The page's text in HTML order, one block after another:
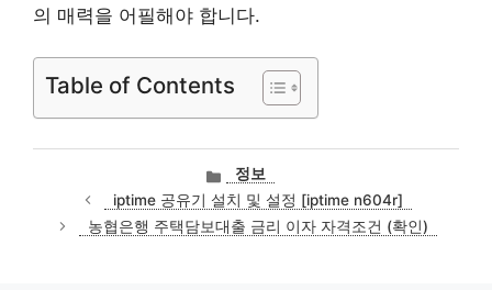
의 매력을 어필해야 합니다.
Table of Contents
카
테
고
리
정보
iptime 공유기 설치 및 설정 [iptime n604r]
농협은행 주택담보대출 금리 이자 자격조건 (확인)